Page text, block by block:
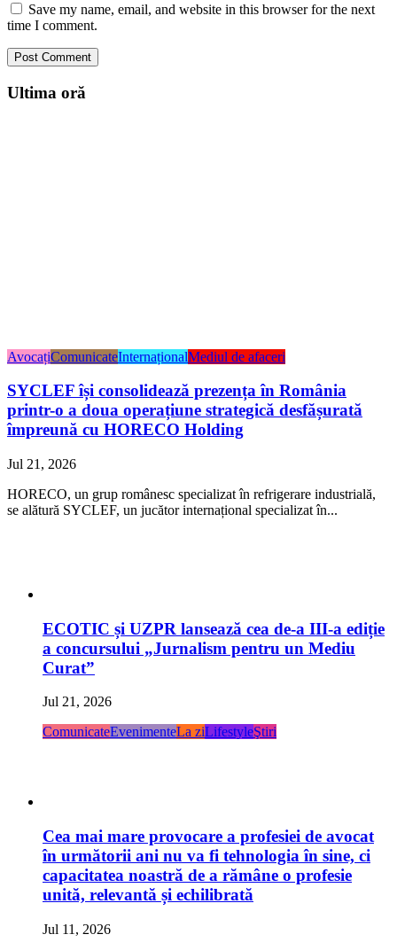
Save my name, email, and website in this browser for the next
time I comment.
Ultima oră
AvocațiComunicateInternaționalMediul de afaceri
SYCLEF își consolidează prezența în România
printr-o a doua operațiune strategică desfășurată
împreună cu HORECO Holding
Jul 21, 2026
HORECO, un grup românesc specializat în refrigerare industrială,
se alătură SYCLEF, un jucător internațional specializat în...
ECOTIC și UZPR lansează cea de-a III-a ediție
a concursului „Jurnalism pentru un Mediu
Curat”
Jul 21, 2026
ComunicateEvenimenteLa ziLifestyleŞtiri
Cea mai mare provocare a profesiei de avocat
în următorii ani nu va fi tehnologia în sine, ci
capacitatea noastră de a rămâne o profesie
unită, relevantă și echilibrată
Jul 11, 2026